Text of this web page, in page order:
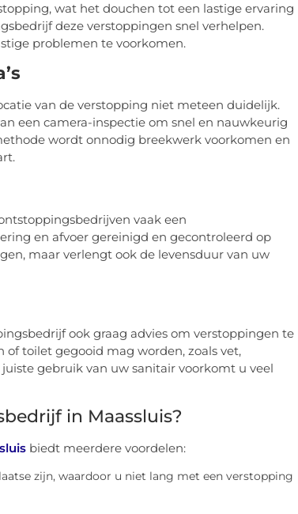
wat het douchen tot een lastige ervaring
deze verstoppingen snel verhelpen.
problemen te voorkomen.
van de verstopping niet meteen duidelijk.
een camera-inspectie om snel en nauwkeurig
wordt onnodig breekwerk voorkomen en
vaak een
en afvoer gereinigd en gecontroleerd op
maar verlengt ook de levensduur van uw
ook graag advies om verstoppingen te
toilet gegooid mag worden, zoals vet,
gebruik van uw sanitair voorkomt u veel
in Maassluis?
biedt meerdere voordelen:
zijn, waardoor u niet lang met een verstopping